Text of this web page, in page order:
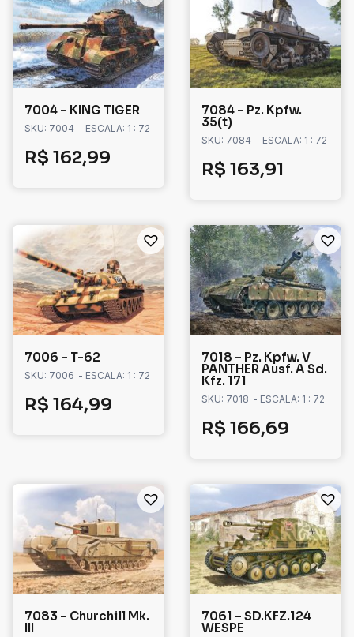
7004 – KING TIGER
SKU: 7004 - ESCALA: 1 : 72
R$ 162,99
7084 – Pz. Kpfw.
35(t)
SKU: 7084 - ESCALA: 1 : 72
R$ 163,91
7006 – T-62
SKU: 7006 - ESCALA: 1 : 72
R$ 164,99
7018 – Pz. Kpfw. V
PANTHER Ausf. A Sd.
Kfz. 171
SKU: 7018 - ESCALA: 1 : 72
R$ 166,69
7083 – Churchill Mk. 7061 – SD.KFZ.124
WESPE